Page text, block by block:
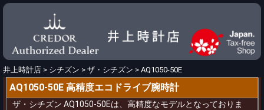
井上時計店 > シチズン > ザ・シチズン > AQ1050-50E
AQ1050-50E 高精度エコドライブ腕時計
ザ・シチズン AQ1050-50Eは、高精度なモデルとなっておりま